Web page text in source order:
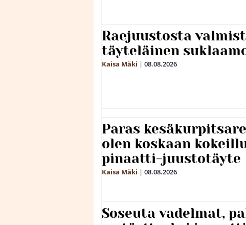
Raejuustosta
täyteläinen
Kaisa Mäki | 08.08.2026
Paras
olen koskaan
pinaatti-juustotäyte
Kaisa Mäki | 08.08.2026
Soseuta vadelmat,